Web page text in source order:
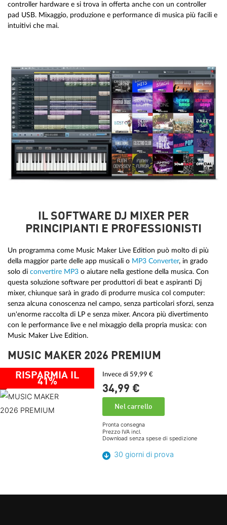
controller hardware e si trova in offerta anche con un controller
pad USB. Mixaggio, produzione e performance di musica più facili e
intuitivi che mai.
IL SOFTWARE DJ MIXER PER
PRINCIPIANTI E PROFESSIONISTI
Un programma come Music Maker Live Edition può molto di più
della maggior parte delle app musicali o MP3 Converter, in grado
solo di convertire MP3 o aiutare nella gestione della musica. Con
questa soluzione software per produttori di beat e aspiranti Dj
mixer, chiunque sarà in grado di produrre musica col computer:
senza alcuna conoscenza nel campo, senza particolari sforzi, senza
un'enorme raccolta di LP e senza mixer. Ancora più divertimento
con le performance live e nel mixaggio della propria musica: con
Music Maker Live Edition.
MUSIC MAKER 2026 PREMIUM
RISPARMIA IL
41%
Invece di 59,99 €
34,99 €
Nel carrello
Pronta consegna
Prezzo IVA incl.
Download senza spese di spedizione
30 giorni di prova